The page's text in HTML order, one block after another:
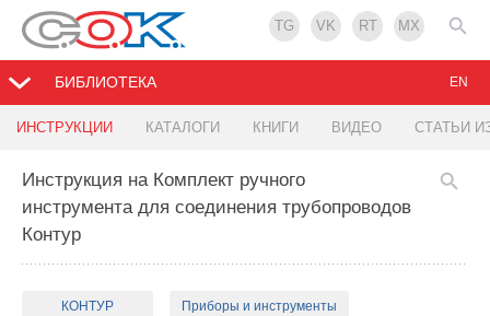
TG VK RT MX
БИБЛИОТЕКА
ИНСТРУКЦИИ КАТАЛОГИ КНИГИ ВИДЕО СТАТЬИ
EN
Инструкция на Комплект ручного
инструмента для соединения трубопроводов
Контур
КОНТУР Приборы и инструменты